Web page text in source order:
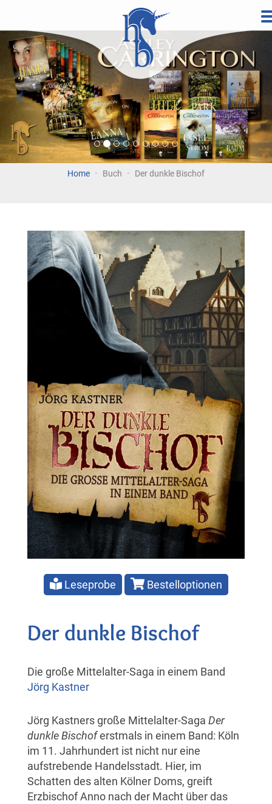
InhaltVorherige
Home Buch Der dunkle Bischof
Leseprobe Bestelloptionen
Der dunkle Bischof
Die große Mittelalter-Saga in einem Band
Jörg Kastner
Jörg Kastners große Mittelalter-Saga Der
dunkle Bischoferstmals in einem Band: Köln
im 11. Jahrhundert ist nicht nur eine
aufstrebende Handelsstadt. Hier, im
Schatten des alten Kölner Doms, greift
Erzbischof Anno nach der Macht über das